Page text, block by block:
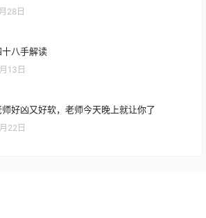
28日
八手解读
13日
好凶又好软，老师今天晚上就让你了
22日